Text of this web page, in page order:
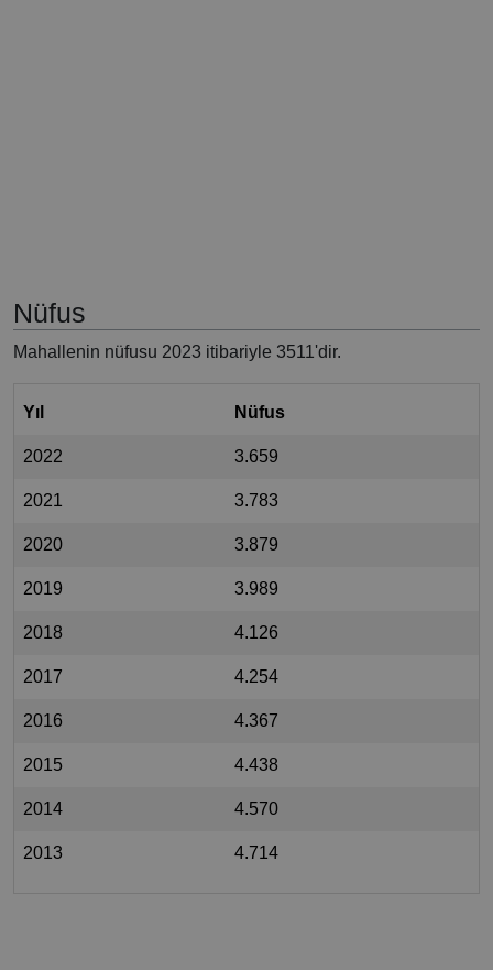
Nüfus
Mahallenin nüfusu 2023 itibariyle 3511'dir.
Yıl Nüfus
2022 3.659
2021 3.783
2020 3.879
2019 3.989
2018 4.126
2017 4.254
2016 4.367
2015 4.438
2014 4.570
2013 4.714